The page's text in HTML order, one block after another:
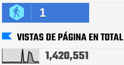
1
VISTAS DE PÁGINA EN TOTAL
1,420,551